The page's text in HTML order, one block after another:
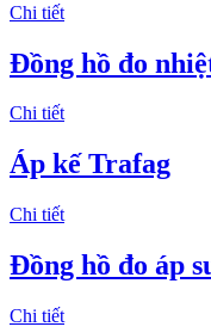
Chi tiết
Đồng hồ đo
Chi tiết
Áp kế Trafag
Chi tiết
Đồng hồ đo áp
Chi tiết